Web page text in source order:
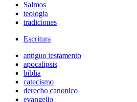
Salmos
teologia
tradiciones
Escritura
antiguo testamento
apocalipsis
biblia
catecismo
derecho canonico
evangelio